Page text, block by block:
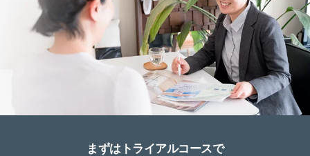
まずはトライアルコースで